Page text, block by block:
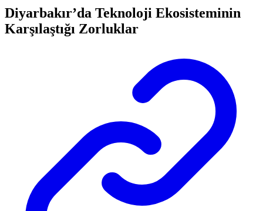
Diyarbakır’da Teknoloji Ekosisteminin
Karşılaştığı Zorluklar